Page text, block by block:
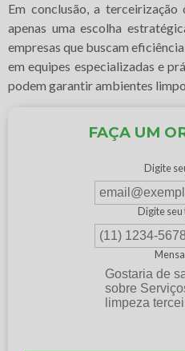
Em conclusão, a
apenas uma escolha
empresas que buscam
em equipes especializadas e
podem garantir ambientes
FAÇA UM
Digite
Digite